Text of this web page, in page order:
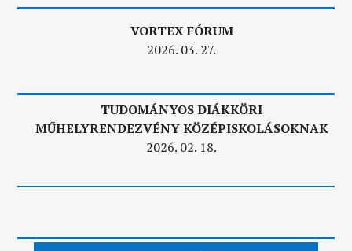
VORTEX FÓRUM
2026. 03. 27.
TUDOMÁNYOS DIÁKKÖRI
MŰHELYRENDEZVÉNY KÖZÉPISKOLÁSOKNAK
2026. 02. 18.